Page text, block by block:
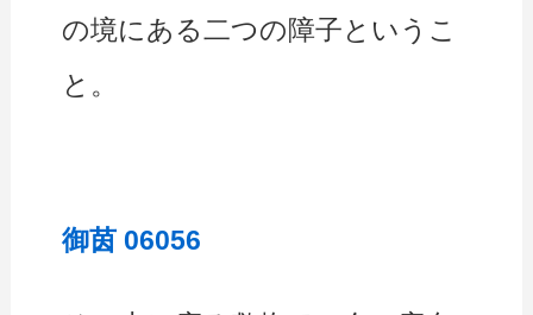
の境にある二つの障子というこ
と。
御茵 06056